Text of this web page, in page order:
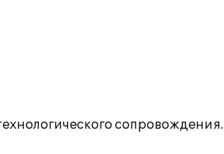
сопровождения.